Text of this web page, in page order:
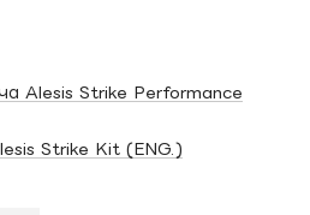
Alesis Strike Performance
Strike Kit (ENG.)